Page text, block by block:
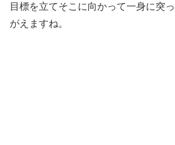
目標を立てそこに向かって一身に突
がえますね。